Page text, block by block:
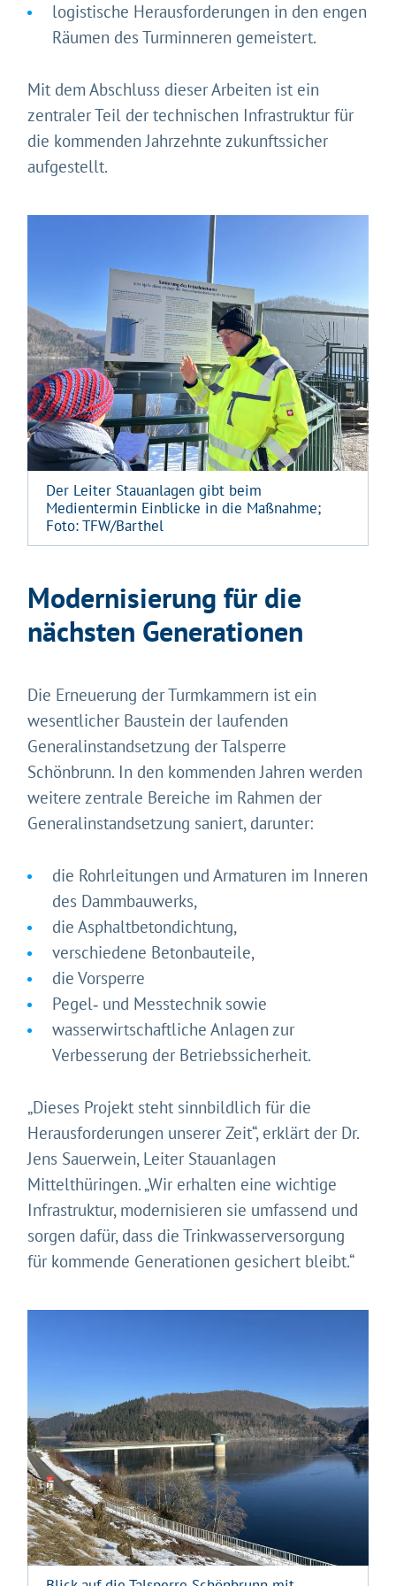
logistische Herausforderungen in den engen
Räumen des Turminneren gemeistert.
Mit dem Abschluss dieser Arbeiten ist ein
zentraler Teil der technischen Infrastruktur für
die kommenden Jahrzehnte zukunftssicher
aufgestellt.
Der Leiter Stauanlagen gibt beim
Medientermin Einblicke in die Maßnahme;
Foto: TFW/Barthel
Modernisierung für die
nächsten Generationen
Die Erneuerung der Turmkammern ist ein
wesentlicher Baustein der laufenden
Generalinstandsetzung der Talsperre
Schönbrunn. In den kommenden Jahren werden
weitere zentrale Bereiche im Rahmen der
Generalinstandsetzung saniert, darunter:
die Rohrleitungen und Armaturen im Inneren
des Dammbauwerks,
die Asphaltbetondichtung,
verschiedene Betonbauteile,
die Vorsperre
Pegel‑ und Messtechnik sowie
wasserwirtschaftliche Anlagen zur
Verbesserung der Betriebssicherheit.
„Dieses Projekt steht sinnbildlich für die
Herausforderungen unserer Zeit“, erklärt der Dr.
Jens Sauerwein, Leiter Stauanlagen
Mittelthüringen. „Wir erhalten eine wichtige
Infrastruktur, modernisieren sie umfassend und
sorgen dafür, dass die Trinkwasserversorgung
für kommende Generationen gesichert bleibt.“
Gleich geht's los!
Mit Ihrer Zustimmung möchten wir moderne Web-
Technologien auf unserer Website nutzen. Einige sind
essenziell, Youtube und Matomo helfen uns diese
Impressum&Datenschutz